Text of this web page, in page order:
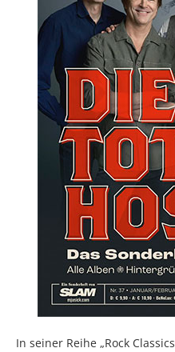
In seiner Reihe „Rock